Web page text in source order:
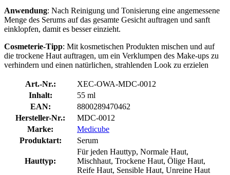
Anwendung: Nach Reinigung und Tonisierung eine angemessene
Menge des Serums auf das gesamte Gesicht auftragen und sanft
einklopfen, damit es besser einzieht.
Cosmeterie-Tipp: Mit kosmetischen Produkten mischen und auf
die trockene Haut auftragen, um ein Verklumpen des Make-ups zu
verhindern und einen natürlichen, strahlenden Look zu erzielen
Art.-Nr.:
XEC-OWA-MDC-0012
Inhalt:
55 ml
EAN:
8800289470462
Hersteller-Nr.:
MDC-0012
Marke:
Medicube
Produktart:
Serum
Hauttyp:
Für jeden Hauttyp, Normale Haut,
Mischhaut, Trockene Haut, Ölige Haut,
Reife Haut, Sensible Haut, Unreine Haut